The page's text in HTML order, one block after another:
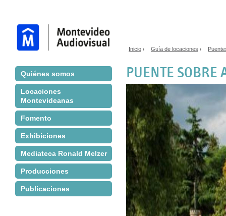
Quiénes somos
Locaciones
Montevideanas
Fomento
Exhibiciones
Mediateca Ronald Melzer
Producciones
Publicaciones
Inicio › Guía de locaciones ›
PUENTE SOBRE